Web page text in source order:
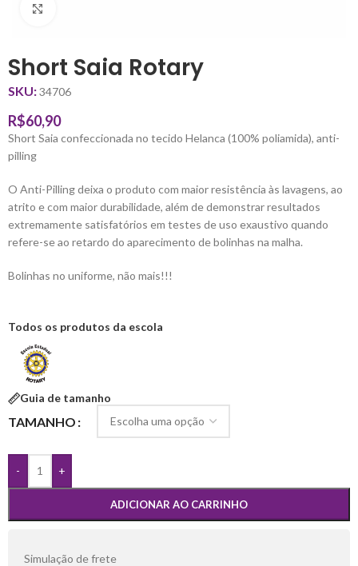
Short Saia Rotary
SKU:34706
R$60,90
Short Saia confeccionada no tecido Helanca (100% poliamida), anti-
pilling
O Anti-Pilling deixa o produto com maior resistência às lavagens, ao
atrito e com maior durabilidade, além de demonstrar resultados
extremamente satisfatórios em testes de uso exaustivo quando
refere-se ao retardo do aparecimento de bolinhas na malha.
Bolinhas no uniforme, não mais!!!
Todos os produtos da escola
Guia de tamanho
TAMANHO
- +
ADICIONAR AO CARRINHO
Simulação de frete